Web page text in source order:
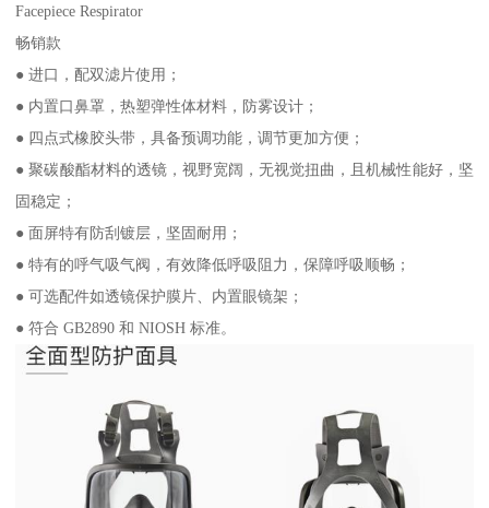
Facepiece Respirator
畅销款
● 进口，配双滤片使用；
● 内置口鼻罩，热塑弹性体材料，防雾设计；
● 四点式橡胶头带，具备预调功能，调节更加方便；
● 聚碳酸酯材料的透镜，视野宽阔，无视觉扭曲，且机械性能好，坚
固稳定；
● 面屏特有防刮镀层，坚固耐用；
● 特有的呼气吸气阀，有效降低呼吸阻力，保障呼吸顺畅；
● 可选配件如透镜保护膜片、内置眼镜架；
● 符合 GB2890 和 NIOSH 标准。